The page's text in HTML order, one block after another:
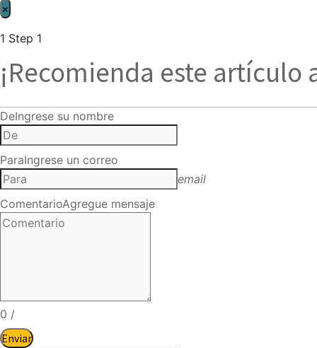
×
1 Step 1
¡Recomienda este artículo
DeIngrese su nombre
ParaIngrese un correo
email
ComentarioAgregue mensaje
0 /
Enviar